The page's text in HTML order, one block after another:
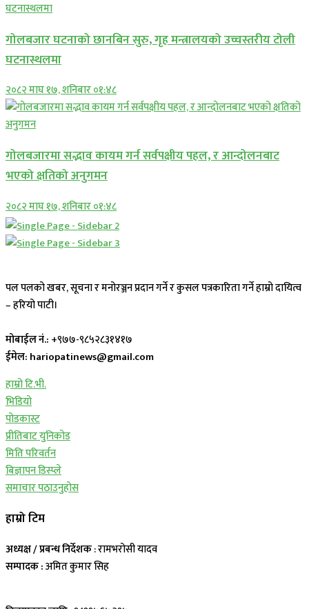
गोलबजार घटनाको छानबिन सुरु, गृह मन्त्रालयको उच्चस्तरीय टोली
घटनास्थलमा
२०८२ माघ १७, शनिबार ०१:४८
गोलबजारमा सद्भाव कायम गर्न सर्वपक्षीय पहल, र आन्दोलनबाट
भएको क्षतिको अनुगमन
२०८२ माघ १७, शनिबार ०१:४८
पल पलको खबर, सूचना र मनोरञ्जन प्रदान गर्ने र कुसल पत्रकारिता गर्ने हाम्रो दायित्व
– हरियो पाटी।
मोबाईल नं.: +९७७-९८५२८३१४१७
ईमेल: hariopatinews@gmail.com
हाम्रो टि.भी.
भिडियो
पोडकास्ट
प्रीतिबाट युनिकोड
मिति परिवर्तन
बिज्ञापन डिस्प्ले
समाचार पठाउनुहोस
हाम्रो टिम
अध्यक्ष / प्रबन्ध निर्देशक: रामभरोसी यादव
सम्पादक :अमित कुमार सिह